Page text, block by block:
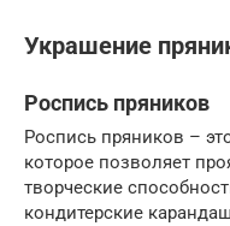
Украшение
Роспись пряников
Роспись пряников –
которое позволяет
творческие
кондитерские